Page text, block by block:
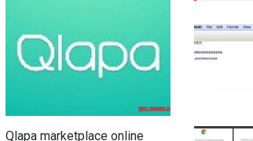
Qlapa marketplace online
Startup